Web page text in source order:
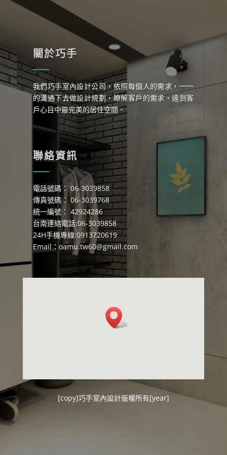
關於巧手
我們巧手室內設計公司，依照每個人的需求，一一
的溝通下去做設計規劃，瞭解客戶的需求，達到客
戶心目中最完美的居住空間。
聯絡資訊
電話號碼： 06-3039858
傳真號碼： 06-3039768
統一編號： 42924286
台南連絡電話:06-3039858
24H手機專線:0913720619
Email： oamu.tw60@gmail.com
[copy]巧手室內設計版權所有[year]